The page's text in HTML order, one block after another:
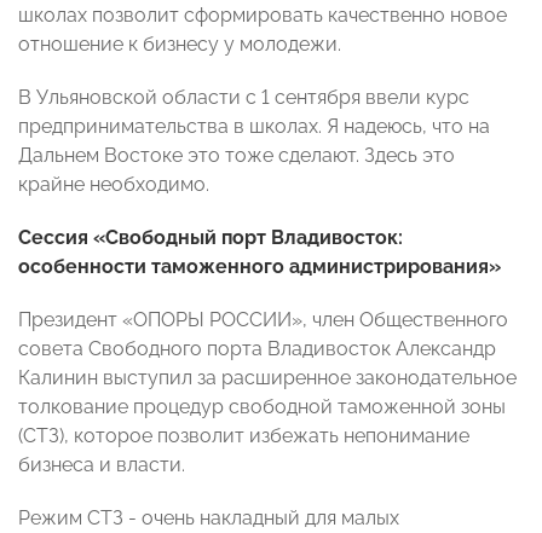
школах позволит сформировать качественно новое
отношение к бизнесу у молодежи.
В Ульяновской области с 1 сентября ввели курс
предпринимательства в школах. Я надеюсь, что на
Дальнем Востоке это тоже сделают. Здесь это
крайне необходимо.
Сессия «Свободный порт Владивосток:
особенности таможенного администрирования»
Президент «ОПОРЫ РОССИИ», член Общественного
совета Свободного порта Владивосток Александр
Калинин выступил за расширенное законодательное
толкование процедур свободной таможенной зоны
(СТЗ), которое позволит избежать непонимание
бизнеса и власти.
Режим СТЗ - очень накладный для малых